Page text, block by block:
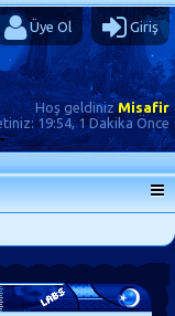
Üye Ol Giriş
Hoş geldinizMisafir
19:54, 1 Dakika Önce